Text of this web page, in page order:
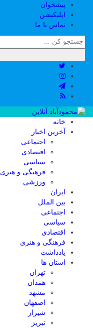
پیشخوان
اپلیکیشن
تماس با ما
خانه
آخرین اخبار
اجتماعی
اقتصادی
سیاسی
فرهنگی و هنری
ورزشی
ایران
بین الملل
اجتماعی
سیاسی
اقتصادی
فرهنگی و هنری
یادداشت
استان ها
تهران
همدان
مشهد
اصفهان
شیراز
تبریز